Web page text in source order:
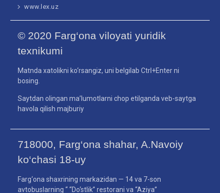
www.lex.uz
© 2020 Farg‘ona viloyati yuridik
texnikumi
Matnda xatolikni ko‘rsangiz, uni belgilab Ctrl+Enter ni
bosing.
Saytdan olingan ma’lumotlarni chop etilganda veb-saytga
havola qilish majburiy
718000, Farg‘ona shahar, A.Navoiy
ko‘chasi 18-uy
Farg‘ona shaxrining markazidan — 14 va 7-son
avtobuslarning “ “Do‘stlik” restorani va “Aziya”